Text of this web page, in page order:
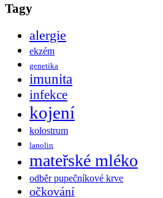
Tagy
alergie
ekzém
genetika
imunita
infekce
kojení
kolostrum
lanolin
mateřské mléko
odběr pupečníkové krve
očkování